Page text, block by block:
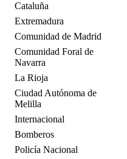
Cataluña
Extremadura
Comunidad de Madrid
Comunidad Foral de
Navarra
La Rioja
Ciudad Autónoma de
Melilla
Internacional
Bomberos
Policía Nacional